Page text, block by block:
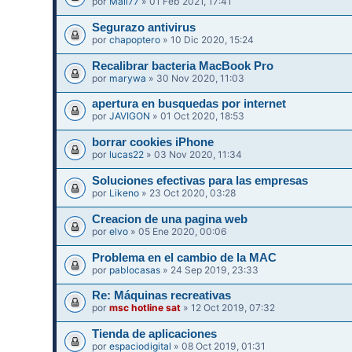
Segurazo antivirus
porchapoptero » 10 Dic 2020, 15:24
Recalibrar bacteria MacBook Pro
por marywa » 30 Nov 2020, 11:03
apertura en busquedas por internet
porJAVIGON » 01 Oct 2020, 18:53
borrar cookies iPhone
por lucas22 » 03 Nov 2020, 11:34
Soluciones efectivas para las empresas
por Likeno » 23 Oct 2020, 03:28
Creacion de una pagina web
porelvo » 05 Ene 2020, 00:06
Problema en el cambio de la MAC
por pablocasas » 24 Sep 2019, 23:33
Re: Máquinas recreativas
pormsc hotline sat » 12 Oct 2019, 07:32
Tienda de aplicaciones
porespaciodigital » 08 Oct 2019, 01:31